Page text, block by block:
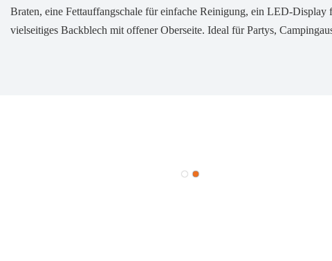
Braten, eine Fettauffangschale für einfache Reinigung, ein LED-Display
vielseitiges Backblech mit offener Oberseite. Ideal für Partys,